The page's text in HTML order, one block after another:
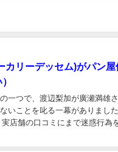
カリーデッセム)がパン
一つで、渡辺梨加が廣瀬満雄
幕がありました！ その様子をみたファンがとて
の口コミにまで迷惑行為をしている
めました。 廣瀬満雄さ...